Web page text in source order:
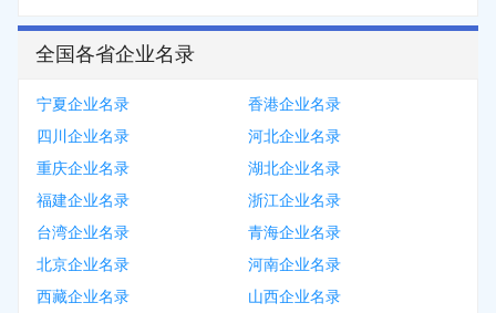
全国各省企业名录
宁夏企业名录
香港企业名录
四川企业名录
河北企业名录
重庆企业名录
湖北企业名录
福建企业名录
浙江企业名录
台湾企业名录
青海企业名录
北京企业名录
河南企业名录
西藏企业名录
山西企业名录